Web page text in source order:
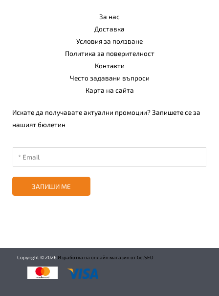
За нас
Доставка
Условия за ползване
Политика за поверителност
Контакти
Често задавани въпроси
Карта на сайта
Искате да получавате актуални промоции? Запишете се за
нашият бюлетин
ЗАПИШИ МЕ
Copyright ©2026 Изработка на онлайн магазин от GetSEO